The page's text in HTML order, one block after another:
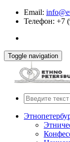
Email:
Телефон: +7
Toggle navigation